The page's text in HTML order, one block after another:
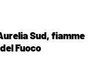
Sud, fiamme
Fuoco